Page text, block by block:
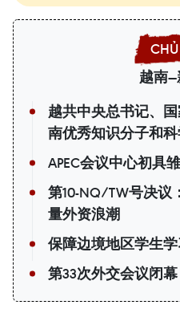
越南
越共中央总书记、
南优秀知识分子和
APEC会议中心初具
第10-NQ/TW号决议
量外资浪潮
保障边境地区学生
第33次外交会议闭幕